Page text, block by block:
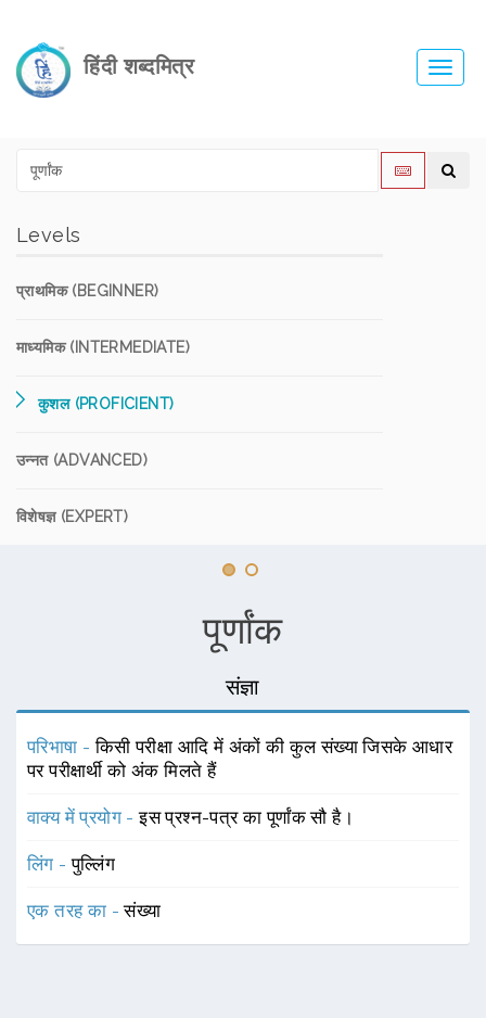
हिंदी शब्दमित्र
Levels
प्राथमिक (BEGINNER)
माध्यमिक (INTERMEDIATE)
कुशल (PROFICIENT)
उन्नत (ADVANCED)
विशेषज्ञ (EXPERT)
पूर्णांक
संज्ञा
परिभाषा -किसी परीक्षा आदि में अंकों की कुल संख्या जिसके आधार
पर परीक्षार्थी को अंक मिलते हैं
वाक्य में प्रयोग -इस प्रश्न-पत्र का पूर्णांक सौ है।
लिंग -पुल्लिंग
एक तरह का -संख्या